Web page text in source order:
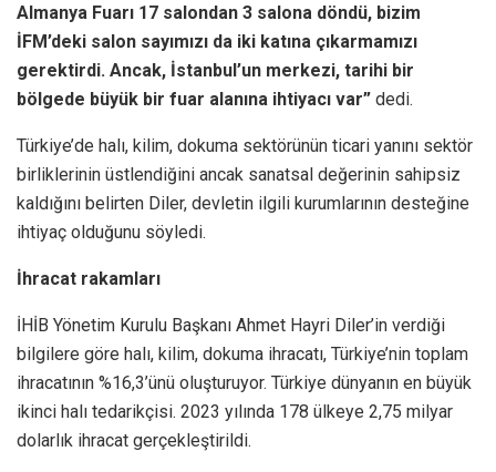
Almanya Fuarı 17 salondan 3 salona döndü, bizim
İFM’deki salon sayımızı da iki katına çıkarmamızı
gerektirdi. Ancak, İstanbul’un merkezi, tarihi bir
bölgede büyük bir fuar alanına ihtiyacı var” dedi.
Türkiye’de halı, kilim, dokuma sektörünün ticari yanını sektör
birliklerinin üstlendiğini ancak sanatsal değerinin sahipsiz
kaldığını belirten Diler, devletin ilgili kurumlarının desteğine
ihtiyaç olduğunu söyledi.
İhracat rakamları
İHİB Yönetim Kurulu Başkanı Ahmet Hayri Diler’in verdiği
bilgilere göre halı, kilim, dokuma ihracatı, Türkiye’nin toplam
ihracatının %16,3’ünü oluşturuyor. Türkiye dünyanın en büyük
ikinci halı tedarikçisi. 2023 yılında 178 ülkeye 2,75 milyar
dolarlık ihracat gerçekleştirildi.